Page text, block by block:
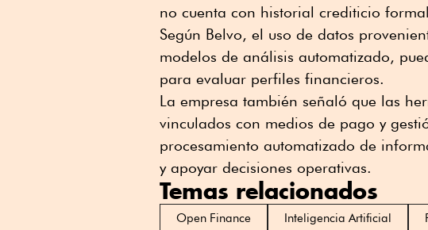
no cuenta con historial crediticio
Según Belvo, el uso de datos
modelos de análisis automatizado,
para evaluar perfiles financieros.
La empresa también señaló que las
vinculados con medios de pago y
procesamiento automatizado de
y apoyar decisiones operativas.
Temas relacionados
Open Finance Inteligencia Artificial